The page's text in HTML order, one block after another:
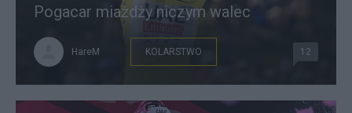
Pogacar miażdży niczym walec
HareM KOLARSTWO 12